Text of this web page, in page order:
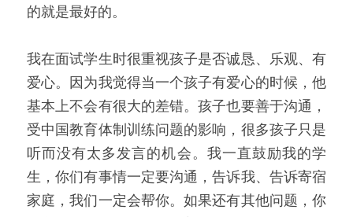
的就是最好的。
我在面试学生时很重视孩子是否诚恳、乐观、有
爱心。因为我觉得当一个孩子有爱心的时候，他
基本上不会有很大的差错。孩子也要善于沟通，
受中国教育体制训练问题的影响，很多孩子只是
听而没有太多发言的机会。我一直鼓励我的学
生，你们有事情一定要沟通，告诉我、告诉寄宿
家庭，我们一定会帮你。如果还有其他问题，你